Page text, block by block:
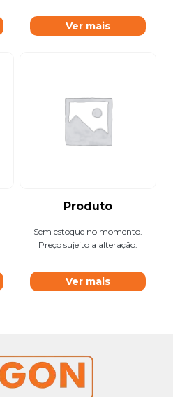
Ver mais
Produto
Sem estoque no momento.
Preço sujeito a alteração.
Ver mais